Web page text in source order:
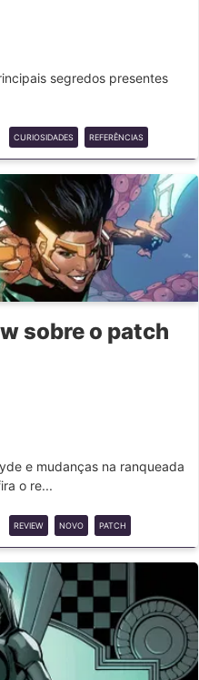
segredos presentes
CURIOSIDADES REFERÊNCIAS
EASTER EGGS
sobre o patch
e mudanças na ranqueada
o re...
REVIEW NOVO PATCH
BALANCEAMENTO